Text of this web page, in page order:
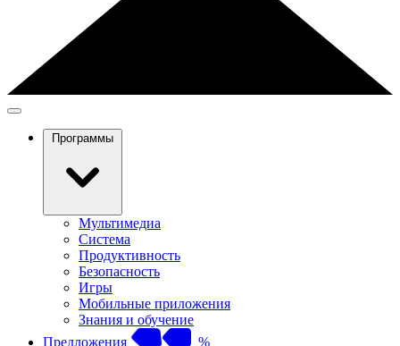
Программы
Мультимедиа
Система
Продуктивность
Безопасность
Игры
Мобильные приложения
Знания и обучение
Предложения
%